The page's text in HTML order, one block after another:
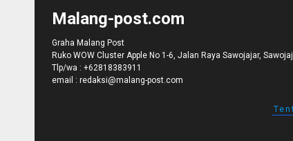
Malang-post.com
Graha Malang Post
Ruko WOW Cluster Apple No 1-6, Jalan Raya Sawojajar,
Tlp/wa : +62818383911
email : redaksi@malang-post.com